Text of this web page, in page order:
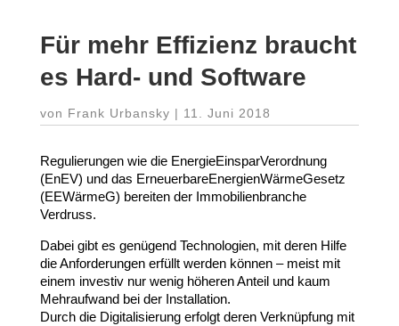
Für mehr Effizienz braucht
es Hard- und Software
von Frank Urbansky | 11. Juni 2018
Regu­lie­rungen wie die Ener­gie­Ein­spar­Ver­ordnung
(EnEV) und das Erneu­er­bare­En­er­gien­Wär­me­Gesetz
(EEWärmeG) bereiten der Immo­bi­li­en­branche
Verdruss.
Dabei gibt es genügend Tech­no­logien, mit deren Hilfe
die Anfor­de­rungen erfüllt werden können – meist mit
einem investiv nur wenig höheren Anteil und kaum
Mehr­aufwand bei der Installation.
Durch die Digi­ta­li­sierung erfolgt deren Verknüpfung mit